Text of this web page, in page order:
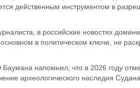
действенным инструментом в
в российские новостях
в политическом ключе, не
напомнил, что в 2026 году
археологического наследия Судана.